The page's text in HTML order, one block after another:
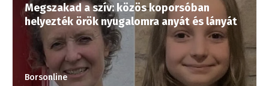
Megszakad a szív: közös koporsóban
helyezték örök nyugalomra anyát és lányát
Borsonline